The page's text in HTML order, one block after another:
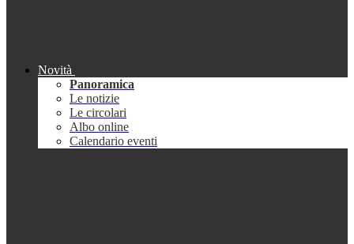
Novità
Panoramica
Le notizie
Le circolari
Albo online
Calendario eventi